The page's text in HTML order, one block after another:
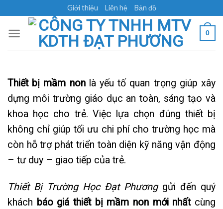
content
Giới thiệu Liên hệ Bản đồ
0
Thiết bị mầm nonlà yếu tố quan trọng giúp xây
dựng môi trường giáo dục an toàn, sáng tạo và
khoa học cho trẻ. Việc lựa chọn đúng thiết bị
không chỉ giúp tối ưu chi phí cho trường học mà
còn hỗ trợ phát triển toàn diện kỹ năng vận động
– tư duy – giao tiếp của trẻ.
Thiết Bị Trường Học Đạt Phươnggửi đến quý
khách báo giá thiết bị mầm non mới nhấtcùng